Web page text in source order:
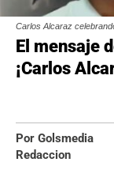
Carlos Alcaraz
El mensaje
¡Carlos
Por Golsmedia
Redaccion